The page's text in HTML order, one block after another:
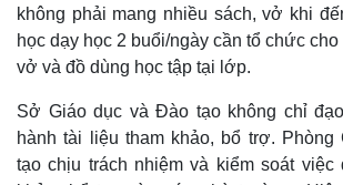
không phải mang nhiều sách, vở khi
học dạy học 2 buổi/ngày cần tổ chức
vở và đồ dùng học tập tại lớp.
Sở Giáo dục và Đào tạo không chỉ
hành tài liệu tham khảo, bổ trợ.
tạo chịu trách nhiệm và kiểm soát